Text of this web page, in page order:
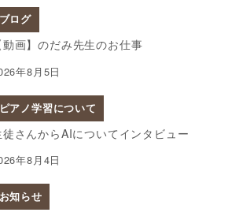
ブログ
動画】のだみ先生のお仕事
年8月5日
ピアノ学習について
徒さんからAIについてインタビュー
年8月4日
お知らせ